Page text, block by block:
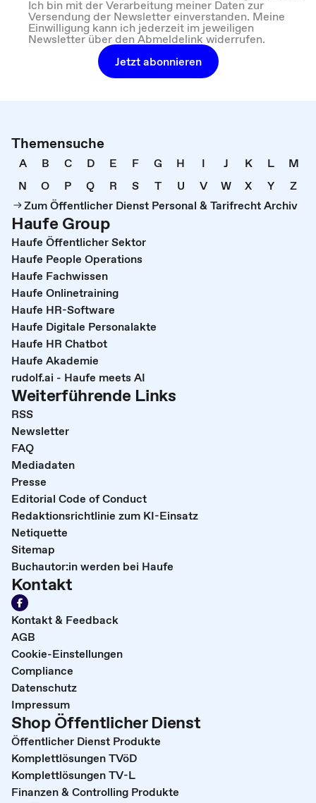
Ich bin mit der Verarbeitung meiner Daten zur
Versendung der Newsletter einverstanden. Meine
Einwilligung kann ich jederzeit im jeweiligen
Newsletter über den Abmeldelink widerrufen.
Jetzt abonnieren
Themensuche
A B C D E F G H I J K L
M
N
O P Q R S T U V W X Y
Z
Zum Öffentlicher Dienst Personal & Tarifrecht Archiv
Haufe Group
Haufe Öffentlicher Sektor
Haufe People Operations
Haufe Fachwissen
Haufe Onlinetraining
Haufe HR-Software
Haufe Digitale Personalakte
Haufe HR Chatbot
Haufe Akademie
rudolf.ai - Haufe meets AI
Weiterführende Links
RSS
Newsletter
FAQ
Mediadaten
Presse
Editorial Code of Conduct
Redaktionsrichtlinie zum KI-Einsatz
Netiquette
Sitemap
Buchautor:in werden bei Haufe
Kontakt
Kontakt & Feedback
AGB
Cookie-Einstellungen
Compliance
Datenschutz
Impressum
Shop Öffentlicher Dienst
Öffentlicher Dienst Produkte
Komplettlösungen TVöD
Komplettlösungen TV-L
Finanzen & Controlling Produkte